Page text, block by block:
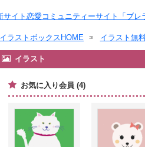
サイト恋愛コミュニティーサイト「ブレ
イラストボックスHOME イラスト無
イラスト
お気に入り会員 (4)